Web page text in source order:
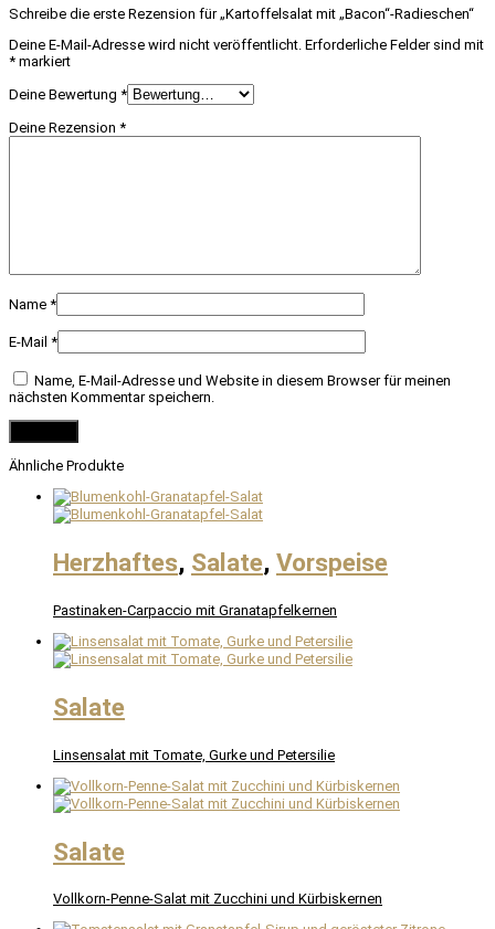
Schreibe die erste Rezension für „Kartoffelsalat mit „Bacon“-Radieschen“
Deine E-Mail-Adresse wird nicht veröffentlicht. Erforderliche Felder sind mit
* markiert
Deine Bewertung *
Deine Rezension *
Name *
E-Mail *
Name, E-Mail-Adresse und Website in diesem Browser für meinen
nächsten Kommentar speichern.
Ähnliche Produkte
Herzhaftes, Salate, Vorspeise
Pastinaken-Carpaccio mit Granatapfelkernen
Salate
Linsensalat mit Tomate, Gurke und Petersilie
Salate
Vollkorn-Penne-Salat mit Zucchini und Kürbiskernen